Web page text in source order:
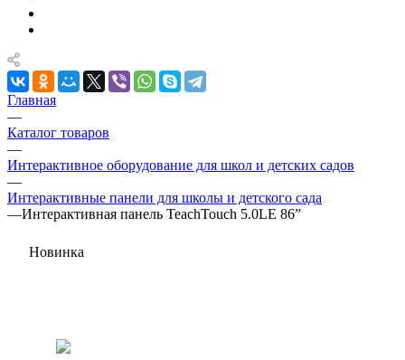
Главная
—
Каталог товаров
—
Интерактивное оборудование для школ и детских садов
—
Интерактивные панели для школы и детского сада
—Интерактивная панель TeachTouch 5.0LE 86”
Новинка